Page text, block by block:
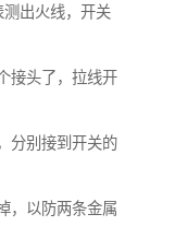
测出火线，开关
接头了，拉线开
分别接到开关的
，以防两条金属